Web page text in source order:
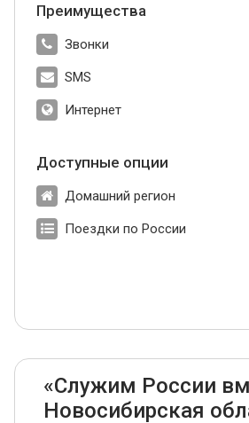
Преимущества
Звонки
SMS
Интернет
Доступные опции
Домашний регион
Поездки по России
«Служим России
Новосибирская